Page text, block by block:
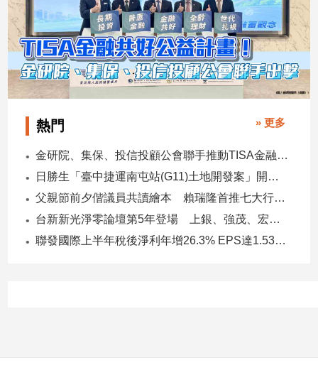
親
子/
感
情
藝
術
文
創
影
技/
熱門 » 更多
金研院、集保、投信投顧公會聯手推動TISA金融教育 將辦150場宣講
日勝生「臺中捷運南屯站(G11)土地開發案」開工 迎向臺中三軌時代
父親節前夕偕議員共讀繪本 賴瑞隆首推七大行動建雙語之都
台新新光淨零論壇第5年登場 上銀、強茂、宏碁、金寶經驗分享！
聯發國際上半年稅後淨利年增26.3% EPS達1.53元 下半年茶飲與餐食齊發 營運可望逐季上升